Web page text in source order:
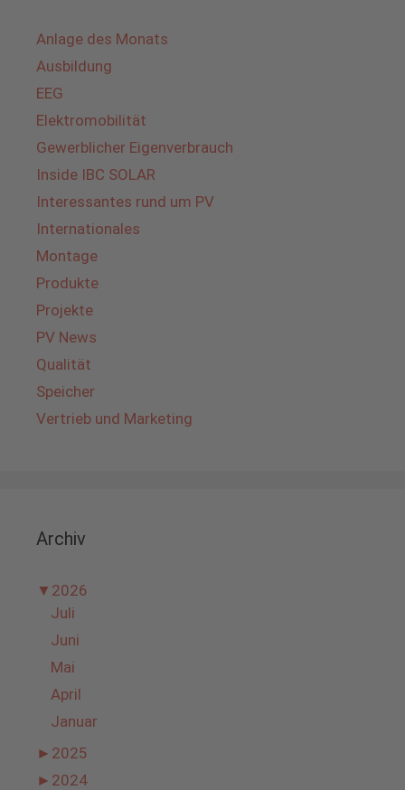
Anlage des Monats
Ausbildung
EEG
Elektromobilität
Gewerblicher Eigenverbrauch
Inside IBC SOLAR
Interessantes rund um PV
Internationales
Montage
Produkte
Projekte
PV News
Qualität
Speicher
Vertrieb und Marketing
Archiv
▼ 2026
Juli
Juni
Mai
April
Januar
► 2025
► 2024